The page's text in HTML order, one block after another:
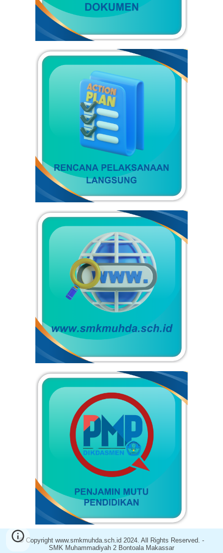
© Copyright www.smkmuhda.sch.id 2024. All Rights Reserved. -
SMK Muhammadiyah 2 Bontoala Makassar